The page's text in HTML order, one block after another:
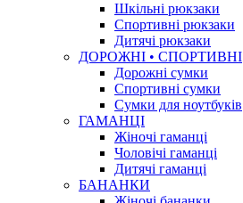
Шкільні рюкзаки
Спортивні рюкзаки
Дитячі рюкзаки
ДОРОЖНІ • СПОРТИВНІ
Дорожні сумки
Спортивні сумки
Сумки для ноутбуків
ГАМАНЦІ
Жіночі гаманці
Чоловічі гаманці
Дитячі гаманці
БАНАНКИ